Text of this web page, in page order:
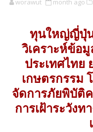
worawut month ago
ทุนใหญ่ญี่ปุ่น
วิเคราะห์ข้อ
ประเทศไทย
เกษตรกรรม
จัดการภัยพิบัติ
การเฝ้าระวัง